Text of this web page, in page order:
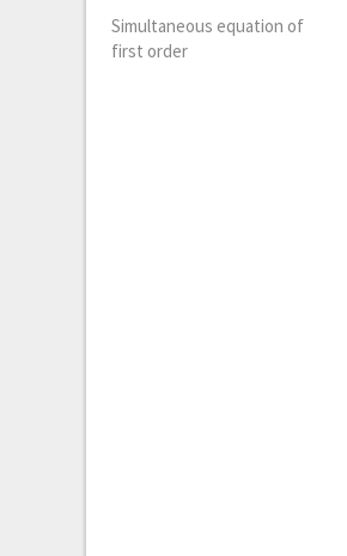
Simultaneous equation of
first order